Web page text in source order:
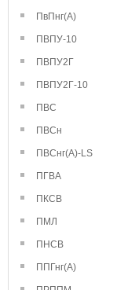
ПвПнг(А)
ПВПУ-10
ПВПУ2Г
ПВПУ2Г-10
ПВС
ПВСн
ПВСнг(А)-LS
ПГВА
ПКСВ
ПМЛ
ПНСВ
ППГнг(А)